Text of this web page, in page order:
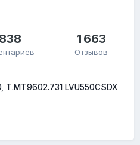
1 663
Отзывов
T.MT9602.731 LVU550CSDX